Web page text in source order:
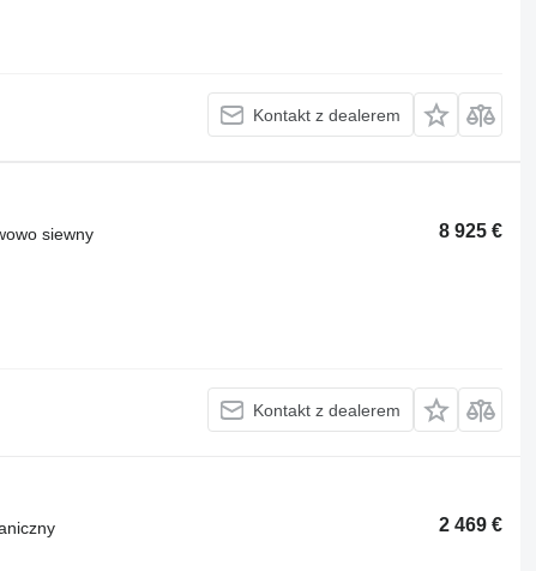
Kontakt z dealerem
8 925 €
siewny
Kontakt z dealerem
2 469 €